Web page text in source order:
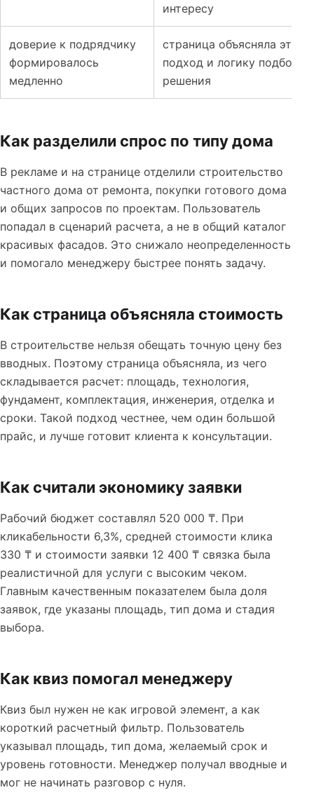
интересу
доверие к подрядчику
формировалось
медленно
страница объясняла
подход и логику подбора
решения
Как разделили спрос по типу дома
В рекламе и на странице отделили строительство
частного дома от ремонта, покупки готового дома
и общих запросов по проектам. Пользователь
попадал в сценарий расчета, а не в общий каталог
красивых фасадов. Это снижало неопределенность
и помогало менеджеру быстрее понять задачу.
Как страница объясняла стоимость
В строительстве нельзя обещать точную цену без
вводных. Поэтому страница объясняла, из чего
складывается расчет: площадь, технология,
фундамент, комплектация, инженерия, отделка и
сроки. Такой подход честнее, чем один большой
прайс, и лучше готовит клиента к консультации.
Как считали экономику заявки
Рабочий бюджет составлял 520 000 ₸. При
кликабельности 6,3%, средней стоимости клика
330 ₸ и стоимости заявки 12 400 ₸ связка была
реалистичной для услуги с высоким чеком.
Главным качественным показателем была доля
заявок, где указаны площадь, тип дома и стадия
выбора.
Как квиз помогал менеджеру
Квиз был нужен не как игровой элемент, а как
короткий расчетный фильтр. Пользователь
указывал площадь, тип дома, желаемый срок и
уровень готовности. Менеджер получал вводные и
мог не начинать разговор с нуля.